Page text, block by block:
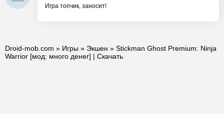
Игра топчик, заносит!
Droid-mob.com » Игры » Экшен » Stickman Ghost Premium: Ninja
Warrior [мод: много денег] | Скачать